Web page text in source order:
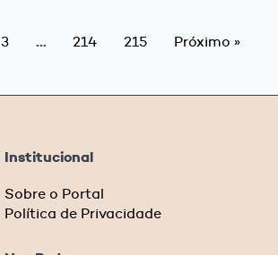
3 … 214 215 Próximo »
Institucional
Sobre o Portal
Política de Privacidade